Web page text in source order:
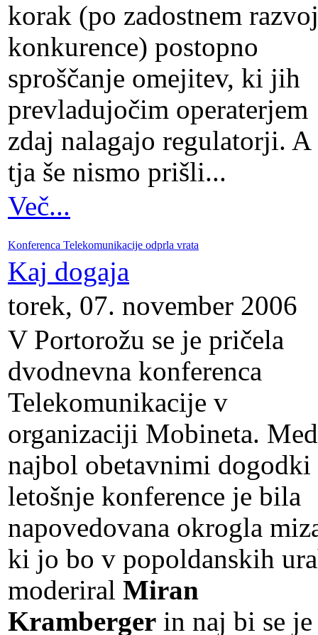
korak (po zadostnem
konkurence) postopno
sproščanje omejitev, ki jih
prevladujočim operaterjem
zdaj nalagajo regulatorji. A
tja še nismo prišli...
Več...
Konferenca Telekomunikacije odprla vrata
Kaj dogaja
torek, 07. november 2006
V Portorožu se je pričela
dvodnevna konferenca
Telekomunikacije v
organizaciji Mobineta. Med
najbol obetavnimi dogodki
letošnje konference je bila
napovedovana okrogla
ki jo bo v popoldanskih
moderiral Miran
Kramberger in naj bi se je